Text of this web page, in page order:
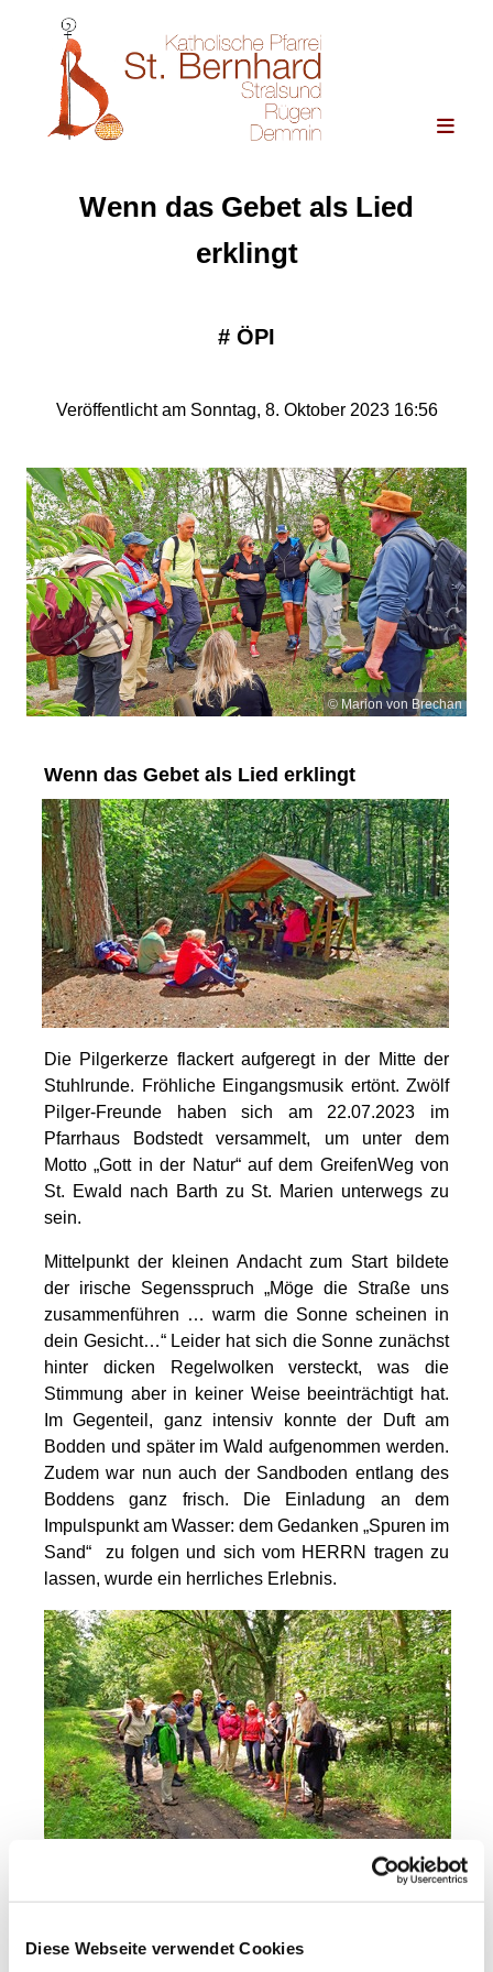
Diese Webseite verwendet Cookies
Wenn das Gebet als Lied
erklingt
# ÖPI
Veröffentlicht am Sonntag, 8. Oktober 2023 16:56
© Marion von Brechan
Wenn das Gebet als Lied erklingt
Die Pilgerkerze flackert aufgeregt in der Mitte der
Stuhlrunde. Fröhliche Eingangsmusik ertönt. Zwölf
Pilger-Freunde haben sich am 22.07.2023 im
Pfarrhaus Bodstedt versammelt, um unter dem
Motto „Gott in der Natur“ auf dem GreifenWeg von
St. Ewald nach Barth zu St. Marien unterwegs zu
sein.
Mittelpunkt der kleinen Andacht zum Start bildete
der irische Segensspruch „Möge die Straße uns
zusammenführen … warm die Sonne scheinen in
dein Gesicht…“ Leider hat sich die Sonne zunächst
hinter dicken Regelwolken versteckt, was die
Stimmung aber in keiner Weise beeinträchtigt hat.
Im Gegenteil, ganz intensiv konnte der Duft am
Bodden und später im Wald aufgenommen werden.
Zudem war nun auch der Sandboden entlang des
Boddens ganz frisch. Die Einladung an dem
Impulspunkt am Wasser: dem Gedanken „Spuren im
Sand“ zu folgen und sich vom HERRN tragen zu
lassen, wurde ein herrliches Erlebnis.
Auch im nachfolgende Abschnitt durch den Barther
interessanten Ausführungen unser Schweizer Gäste